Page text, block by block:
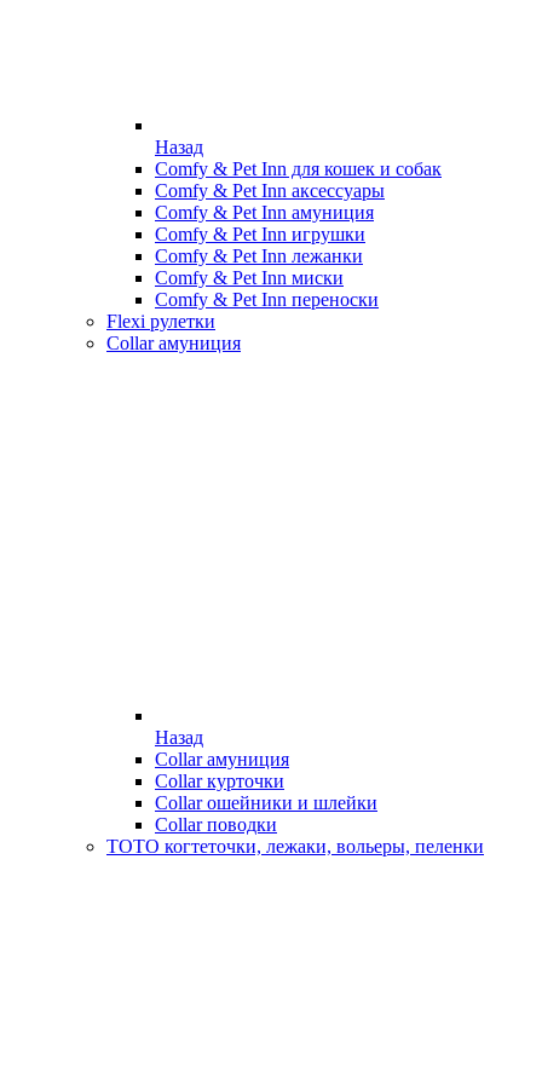
Назад
Comfy & Pet Inn для кошек и собак
Comfy & Pet Inn аксессуары
Comfy & Pet Inn амуниция
Comfy & Pet Inn игрушки
Comfy & Pet Inn лежанки
Comfy & Pet Inn миски
Comfy & Pet Inn переноски
Flexi рулетки
Collar амуниция
Назад
Collar амуниция
Collar курточки
Collar ошейники и шлейки
Collar поводки
ТОТО когтеточки, лежаки, вольеры, пеленки